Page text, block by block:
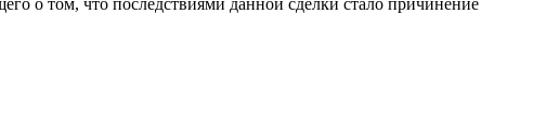
о том, что последствиями данной сделки стало причинение